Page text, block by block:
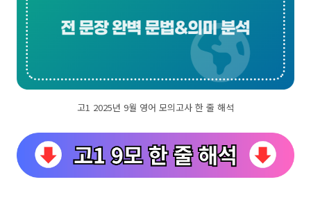
고1 2025년 9월 영어 모의고사 한 줄 해석